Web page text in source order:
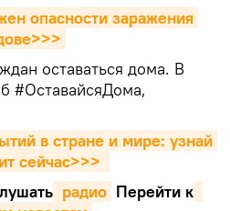
опасности заражения
оставаться дома. В
#ОставайсяДома,
в стране и мире: узнай
сейчаc>>>
радио Перейти к